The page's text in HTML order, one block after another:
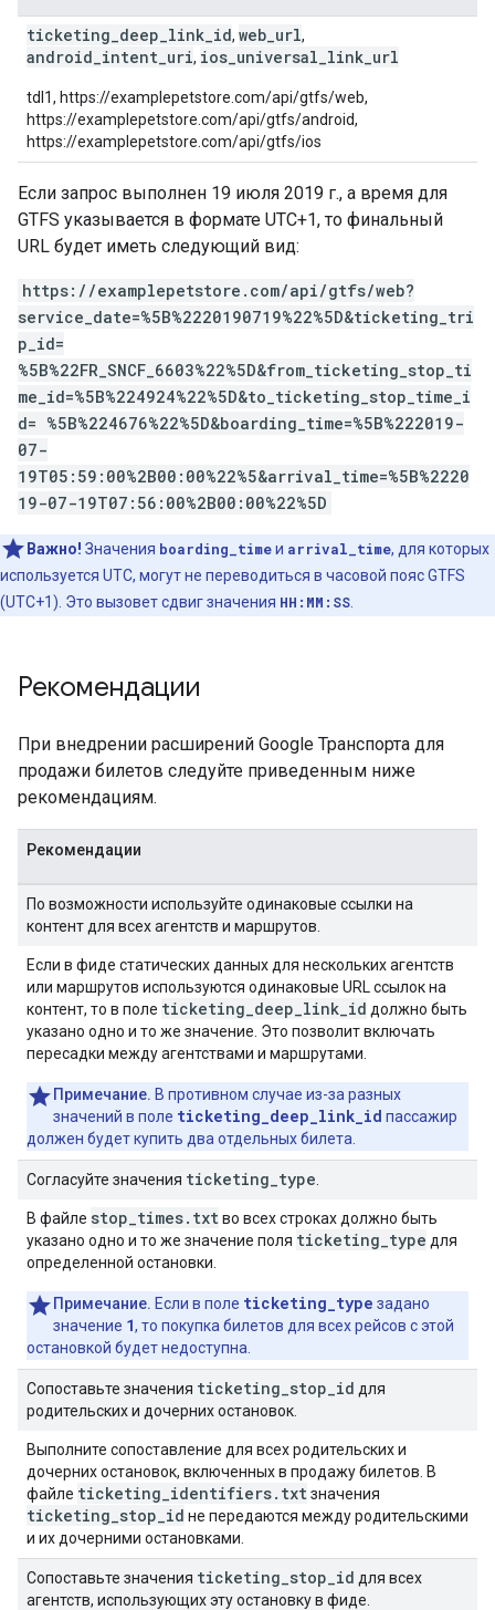
ticketing_deep_link_id, web_url,
android_intent_uri, ios_universal_link_url
tdl1, https://examplepetstore.com/api/gtfs/web,
https://examplepetstore.com/api/gtfs/android,
https://examplepetstore.com/api/gtfs/ios
Если запрос выполнен 19 июля 2019 г., а время для
GTFS указывается в формате UTC+1, то финальный
URL будет иметь следующий вид:
https://examplepetstore.com/api/gtfs/web?
service_date=%5B%2220190719%22%5D&ticketing_tri
p_id=
%5B%22FR_SNCF_6603%22%5D&from_ticketing_stop_ti
me_id=%5B%224924%22%5D&to_ticketing_stop_time_i
d= %5B%224676%22%5D&boarding_time=%5B%222019-
07-
19T05:59:00%2B00:00%22%5&arrival_time=%5B%2220
19-07-19T07:56:00%2B00:00%22%5D
Важно! Значения boarding_timeи arrival_time, для которых
используется UTC, могут не переводиться в часовой пояс GTFS
(UTC+1). Это вызовет сдвиг значения HH:MM:SS
Рекомендации
При внедрении расширений Google Транспорта для
продажи билетов следуйте приведенным ниже
рекомендациям.
Рекомендации
По возможности используйте одинаковые ссылки на
контент для всех агентств и маршрутов.
Если в фиде статических данных для нескольких агентств
или маршрутов используются одинаковые URL ссылок на
контент, то в поле ticketing_deep_link_id должно быть
указано одно и то же значение. Это позволит включать
пересадки между агентствами и маршрутами.
Примечание. В противном случае из-за разных
значений в поле ticketing_deep_link_id пассажир
должен будет купить два отдельных билета.
Согласуйте значения ticketing type
В файле stop_times.txtво всех строках должно быть
указано одно и то же значение поля ticketing_type для
определенной остановки.
Примечание. Если в поле ticketing_type задано
значение 1, то покупка билетов для всех рейсов с этой
остановкой будет недоступна.
Сопоставьте значения ticketing stop id для
родительских и дочерних остановок.
Выполните сопоставление для всех родительских и
дочерних остановок, включенных в продажу билетов. В
файле ticketing identifiers. txtзначения
ticketing stop id не передаются между родительскими
и их дочерними остановками.
Сопоставьте значения ticketing stop id для всех
агентств, использующих эту остановку в фиде.